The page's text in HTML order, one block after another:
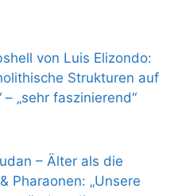
von Luis Elizondo:
Strukturen auf
– „sehr faszinierend“
– Älter als die
Pharaonen: „Unsere